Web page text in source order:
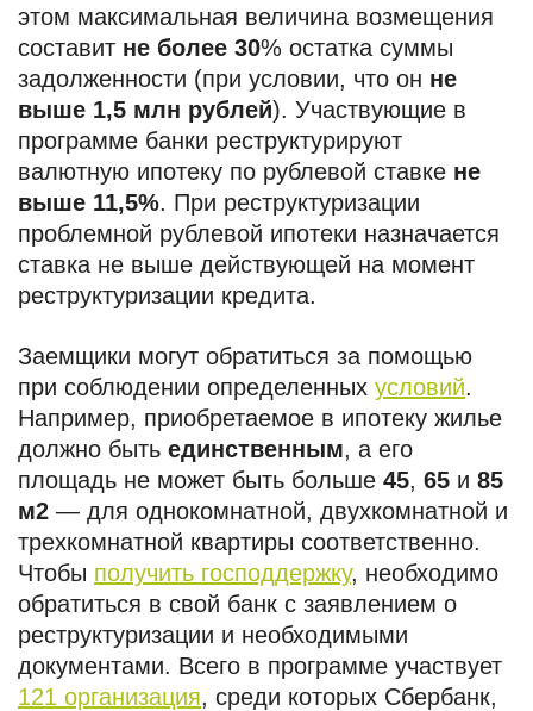
этом максимальная величина возмещения
составит не более 30% остатка суммы
задолженности (при условии, что он не
выше 1,5 млн рублей). Участвующие в
программе банки реструктурируют
валютную ипотеку по рублевой ставке не
выше 11,5%. При реструктуризации
проблемной рублевой ипотеки назначается
ставка не выше действующей на момент
реструктуризации кредита.
Заемщики могут обратиться за помощью
при соблюдении определенных условий.
Например, приобретаемое в ипотеку жилье
должно быть единственным, а его
площадь не может быть больше 45, 65 и 85
м2 — для однокомнатной, двухкомнатной и
трехкомнатной квартиры соответственно.
Чтобы получить господдержку, необходимо
обратиться в свой банк с заявлением о
реструктуризации и необходимыми
документами. Всего в программе участвует
121 организация, среди которых Сбербанк,